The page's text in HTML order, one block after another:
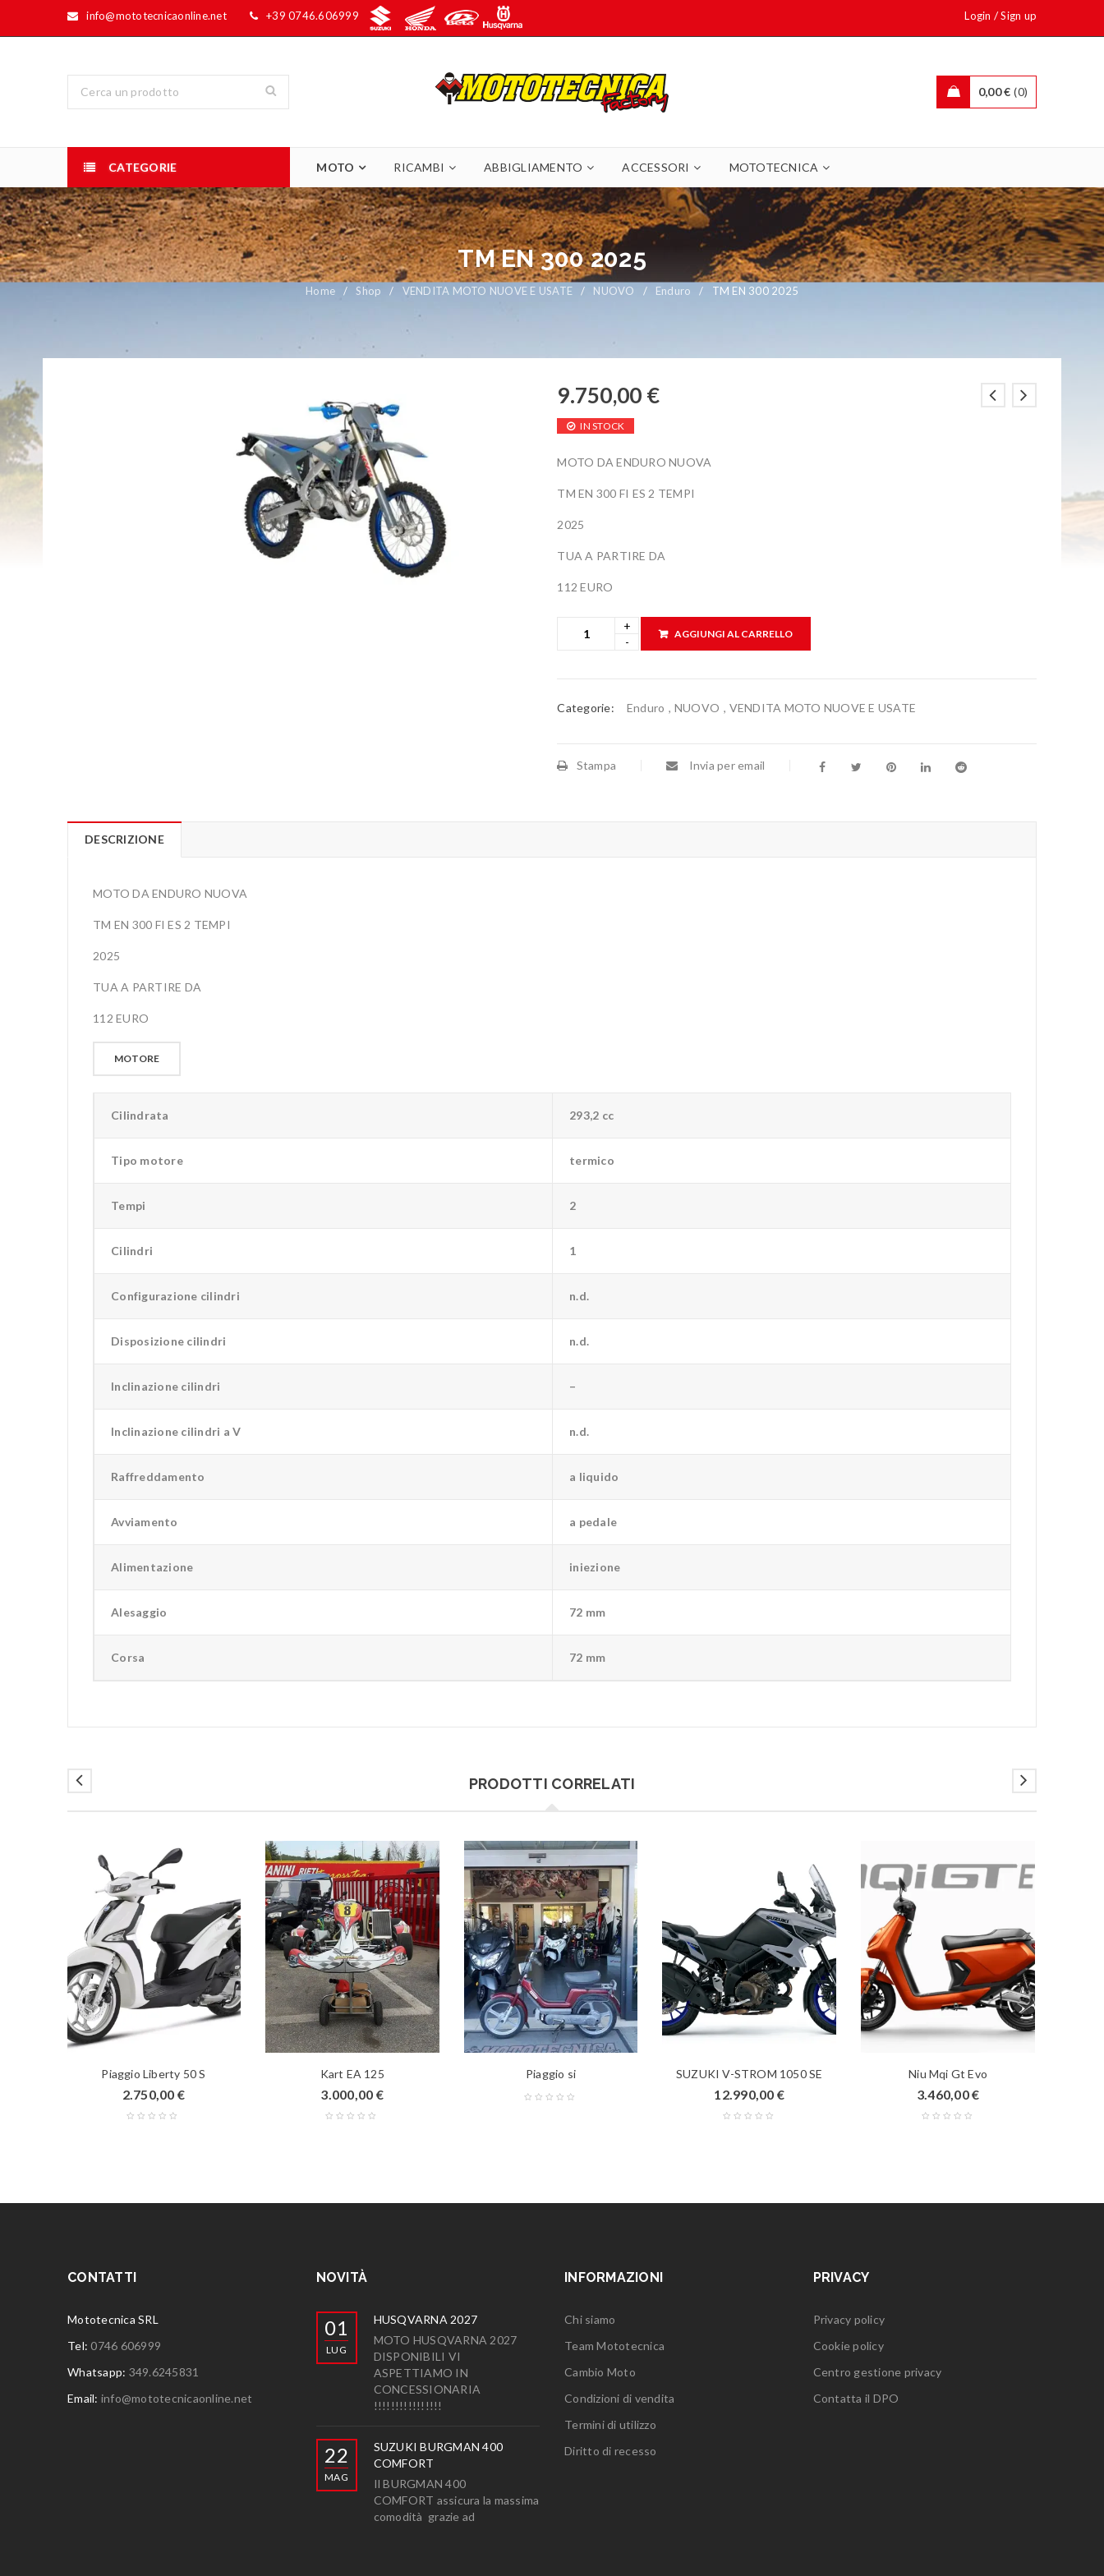
info@mototecnicaonline.net +39 0746.606999 Login /Sign up
0,00€ 0
CATEGORIE MOTO RICAMBI ABBIGLIAMENTO ACCESSORI MOTOTECNICA
TM EN 300 2025
Home / Shop / VENDITA MOTO NUOVE E USATE / NUOVO / Enduro / TM EN 300 2025
9.750,00 €
IN STOCK
MOTO DA ENDURO NUOVA
TM EN 300 FI ES 2 TEMPI
2025
TUA A PARTIRE DA
112 EURO
AGGIUNGI AL CARRELLO
Categorie: Enduro , NUOVO , VENDITA MOTO NUOVE E USATE
Stampa Invia per email
DESCRIZIONE
MOTO DA ENDURO NUOVA
TM EN 300 FI ES 2 TEMPI
2025
TUA A PARTIRE DA
112 EURO
MOTORE
Cilindrata 293,2 cc
Tipo motore termico
Tempi 2
Cilindri 1
Configurazione cilindri n.d.
Disposizione cilindri n.d.
Inclinazione cilindri –
Inclinazione cilindri a V n.d.
Raffreddamento a liquido
Avviamento a pedale
Alimentazione iniezione
Alesaggio 72 mm
Corsa 72 mm
PRODOTTI CORRELATI
Piaggio Liberty 50 S
2.750,00 €
Kart EA 125
3.000,00 €
Piaggio si SUZUKI V-STROM 1050 SE
12.990,00 €
Niu Mqi Gt Evo
3.460,00€
CONTATTI
Mototecnica SRL
Tel:0746 606999
Whatsapp: 349.6245831
Email: info@mototecnicaonline.net
NOVITÀ
01
LUG
HUSQVARNA 2027
MOTO HUSQVARNA 2027
DISPONIBILI VI
ASPETTIAMO IN
CONCESSIONARIA
!!!!!!!!!!!!!!!!
22
MAG
SUZUKI BURGMAN 400
COMFORT
Il BURGMAN 400
COMFORT assicura la massima
comodità grazie ad
INFORMAZIONI
Chi siamo
Team Mototecnica
Cambio Moto
Condizioni di vendita
Termini di utilizzo
Diritto di recesso
PRIVACY
Privacy policy
Cookie policy
Centro gestione privacy
Contatta il DPO